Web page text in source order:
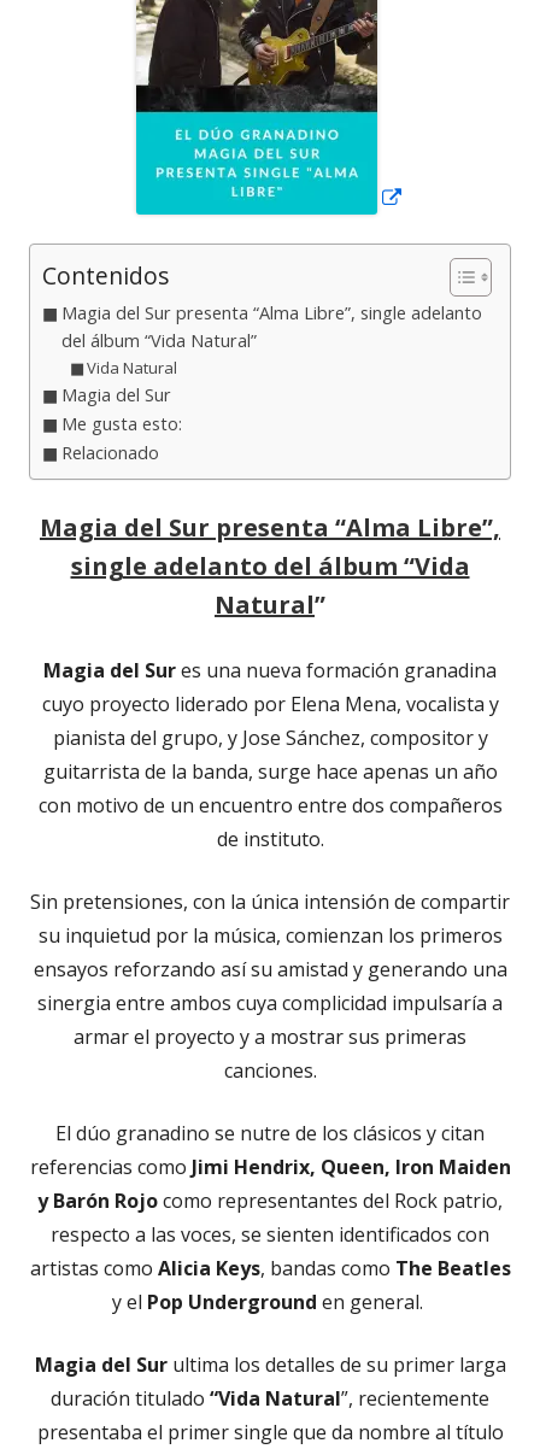
Contenidos
Magia del Sur presenta “Alma Libre”, single adelanto
del álbum “Vida Natural”
Vida Natural
Magia del Sur
Me gusta esto:
Relacionado
Magia del Sur presenta “Alma Libre”,
single adelanto del álbum “Vida
Natural”
Magia del Sures una nueva formación granadina
cuyo proyecto liderado por Elena Mena, vocalista y
pianista del grupo, y Jose Sánchez, compositor y
guitarrista de la banda, surge hace apenas un año
con motivo de un encuentro entre dos compañeros
de instituto.
Sin pretensiones, con la única intensión de compartir
su inquietud por la música, comienzan los primeros
ensayos reforzando así su amistad y generando una
sinergia entre ambos cuya complicidad impulsaría a
armar el proyecto y a mostrar sus primeras
canciones.
El dúo granadino se nutre de los clásicos y citan
referencias como Jimi Hendrix, Queen, Iron Maiden
y Barón Rojocomo representantes del Rock patrio,
respecto a las voces, se sienten identificados con
artistas como Alicia Keys, bandas como The Beatles
y el Pop Underground en general.
Magia del Surultima los detalles de su primer larga
duración titulado “Vida Natural”, recientemente
presentaba el primer single que da nombre al título